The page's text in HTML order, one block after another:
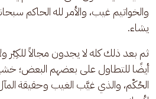
والخواتيم غيب، والأمر لله الحاكم
يشاء.
ثم بعد ذلك كله لا يجدون مجالاً للكِبْر
أيضًا للتطاول على بعضهم البعض؛
الحُكْم، والذي غيَّب الغيب وحقيقة